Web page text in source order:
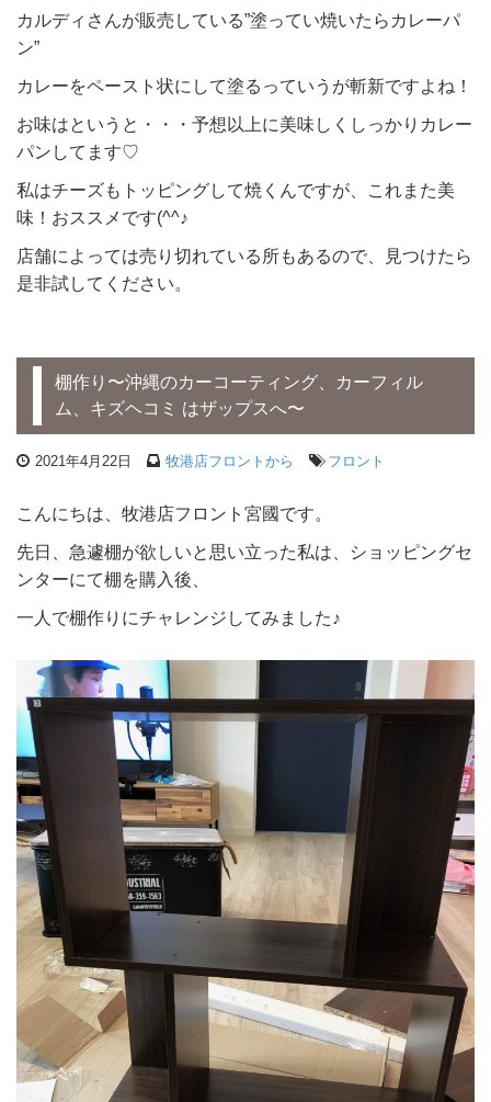
カルディさんが販売している”塗ってい焼いたらカレーパ
ン”
カレーをペースト状にして塗るっていうが斬新ですよね！
お味はというと・・・予想以上に美味しくしっかりカレー
パンしてます♡
私はチーズもトッピングして焼くんですが、これまた美
味！おススメです(^^♪
店舗によっては売り切れている所もあるので、見つけたら
是非試してください。
棚作り〜沖縄のカーコーティング、カーフィル
ム、キズヘコミ はザップスへ〜
2021年4月22日 牧港店フロントから フロント
こんにちは、牧港店フロント宮國です。
先日、急遽棚が欲しいと思い立った私は、ショッピングセ
ンターにて棚を購入後、
一人で棚作りにチャレンジしてみました♪